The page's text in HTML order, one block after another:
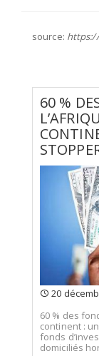
source:
60 %
20
60 % des
continent :
fonds
domiciliés